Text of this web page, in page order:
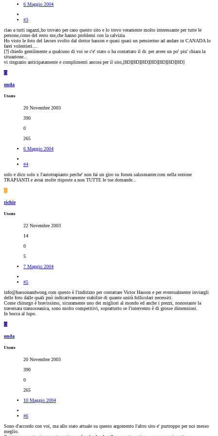
6 Maggio 2004
#3
ciao a tutti ragazzi,ho trovato per caso questo sito e lo trovo veramente molto interessante per tutte le
persone,come del resto me,che hanno problemi con la calvizia.
Ho visto le foto del lavoro svolto dal dottor hasson e quasi quasi un pensierino ad andare in CANADA lo
farei volentieri....
[?] chiedo gentilmente a qualcuno di voi se c'e' stato o ha contattato il dr. per avere un po' piu' chiara la
situazione...
vi ringrazio anticipatamente e complimenti ancora per il sito,[8D][8D][8D][8D][8D][8D][8D]
O
onda
Utente
20 Novembre 2003
390
0
265
6 Maggio 2004
#4
solo e dico solo x l'autotrapianto perche' non fai un giro su forum.salusmaster.com nella sezione
TRAPIANTI e avrai molte risposte a non TUTTE le tue domande...
R
richie
Utente
22 Novembre 2003
14
0
5
7 Maggio 2004
#5
info@hassonandwong.com questo è l'indirizzo per contattare Victor Hasson e per eventualmente inviargli
delle foto dalle quali può indicativamente stabilire di quante unità follicolari necessiti.
Come chirurgo è bravissimo, sicuramente uno dei migliori al mondo ed anche i prezzi, nonostante la
traversata transoceanica, sono molto competitivi, soprattutto se l'intervento è di grosse dimensioni.
In bocca al lupo.
O
onda
Utente
20 Novembre 2003
390
0
265
10 Maggio 2004
#6
Sono d'accordo con voi, ma allo stato attuale su questo argomento l'altro sito e' purtroppo per noi messo
meglio.